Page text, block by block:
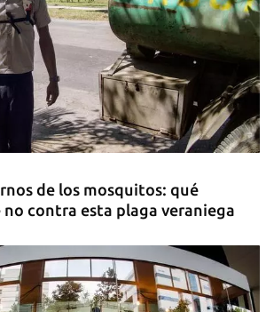
de los mosquitos: qué
contra esta plaga veraniega